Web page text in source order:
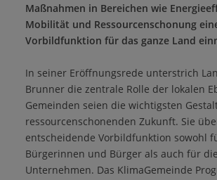
Maßnahmen in Bereichen wie
Mobilität und Ressourcenschonung
Vorbildfunktion für das ganze Land
In seiner Eröffnungsrede unterstrich
Brunner die zentrale Rolle der lokalen
Gemeinden seien die wichtigsten
ressourcenschonenden Zukunft. Sie
entscheidende Vorbildfunktion sowohl
Bürgerinnen und Bürger als auch für
Unternehmen. Das KlimaGemeinde